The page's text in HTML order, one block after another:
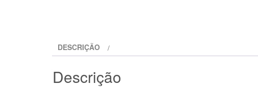
DESCRIÇÃO
Descrição